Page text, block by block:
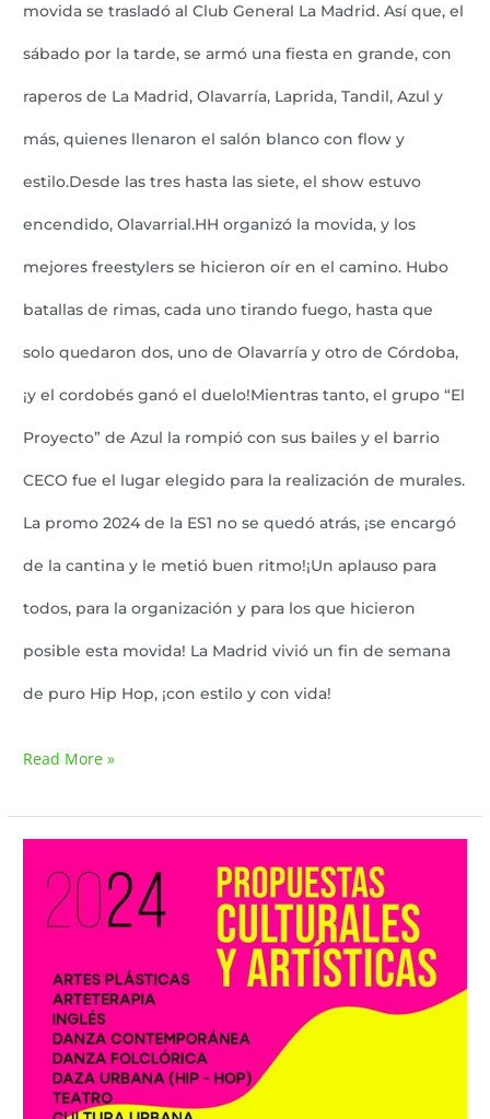
movida se trasladó al Club General La Madrid. Así que, el
sábado por la tarde, se armó una fiesta en grande, con
raperos de La Madrid, Olavarría, Laprida, Tandil, Azul y
más, quienes llenaron el salón blanco con flow y
estilo.Desde las tres hasta las siete, el show estuvo
encendido, Olavarrial.HH organizó la movida, y los
mejores freestylers se hicieron oír en el camino. Hubo
batallas de rimas, cada uno tirando fuego, hasta que
solo quedaron dos, uno de Olavarría y otro de Córdoba,
¡y el cordobés ganó el duelo!Mientras tanto, el grupo “El
Proyecto” de Azul la rompió con sus bailes y el barrio
CECO fue el lugar elegido para la realización de murales.
La promo 2024 de la ES1 no se quedó atrás, ¡se encargó
de la cantina y le metió buen ritmo!¡Un aplauso para
todos, para la organización y para los que hicieron
posible esta movida! La Madrid vivió un fin de semana
de puro Hip Hop, ¡con estilo y con vida!
Read More »
Comenzó
inscripción
2024